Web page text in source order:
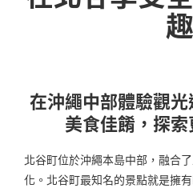
趣
在沖繩中部體驗觀
美食佳餚，探
北谷町位於沖繩本島中部，融合
化。北谷町最知名的景點就是擁